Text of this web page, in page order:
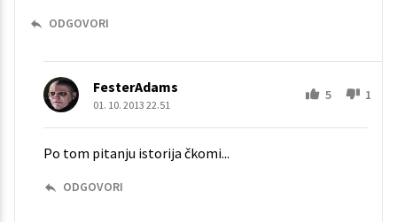
ODGOVORI
FesterAdams
01. 10. 2013 22.51
5 1
Po tom pitanju istorija čkomi...
ODGOVORI